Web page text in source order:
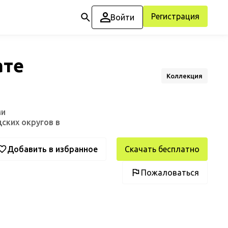
Войти Регистрация
Коллекция
округов в
Добавить в избранное Скачать бесплатно
Пожаловаться